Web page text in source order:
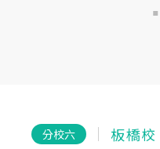
分校六 板橋校